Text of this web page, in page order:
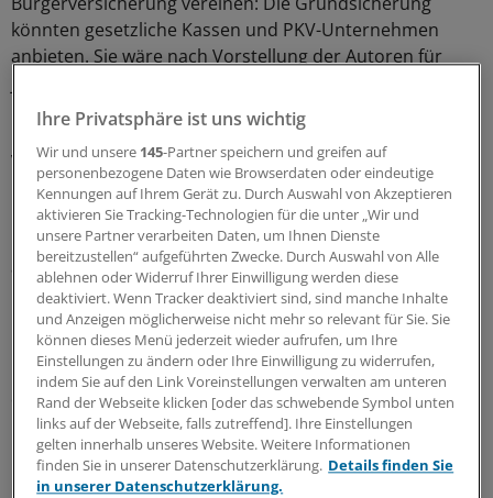
könnten gesetzliche Kassen und PKV-Unternehmen
anbieten. Sie wäre nach Vorstellung der Autoren für
müssten jeden Kunden ohne Risikoprüfung annehmen.
Die Beiträge sind unabhängig vom Einkommen der
Versicherten, bei Kindern kommt der Staat für die
Finanzierung auf. Alles, was von dieser
Grundabsicherung nicht erfasst ist, könnten die
Menschen dann über private Zusatzversicherungen
abdecken, so das Szenario.
Die Autoren stellen sich damit diametral gegen die
Position des PKV-Verbands, der sowohl die
Kopfpauschale als auch die Bürgerversicherung stets als
das Ende der PKV in ihrer jetzigen Form abgelehnt hat.
"Die Kopfprämie wäre durch die Hintertür die
Einführung einer Einheitsversicherung in Deutschland
Ihre Privatsphäre ist uns wichtig
Wir und unsere 145-Partner speichern und greifen auf
personenbezogene Daten wie Browserdaten oder eindeutige
Kennungen auf Ihrem Gerät zu. Durch Auswahl von Akzeptieren
aktivieren Sie Tracking-Technologien für die unter „Wir und
unsere Partner verarbeiten Daten, um Ihnen Dienste
bereitzustellen“ aufgeführten Zwecke. Durch Auswahl von Alle
ablehnen oder Widerruf Ihrer Einwilligung werden diese
deaktiviert. Wenn Tracker deaktiviert sind, sind manche Inhalte
und Anzeigen möglicherweise nicht mehr so relevant für Sie. Sie
können dieses Menü jederzeit wieder aufrufen, um Ihre
Einstellungen zu ändern oder Ihre Einwilligung zu widerrufen,
indem Sie auf den Link Voreinstellungen verwalten am unteren
Rand der Webseite klicken [oder das schwebende Symbol unten
links auf der Webseite, falls zutreffend]. Ihre Einstellungen
gelten innerhalb unseres Website. Weitere Informationen
finden Sie in unserer Datenschutzerklärung. Details finden Sie
in unserer Datenschutzerklärung.